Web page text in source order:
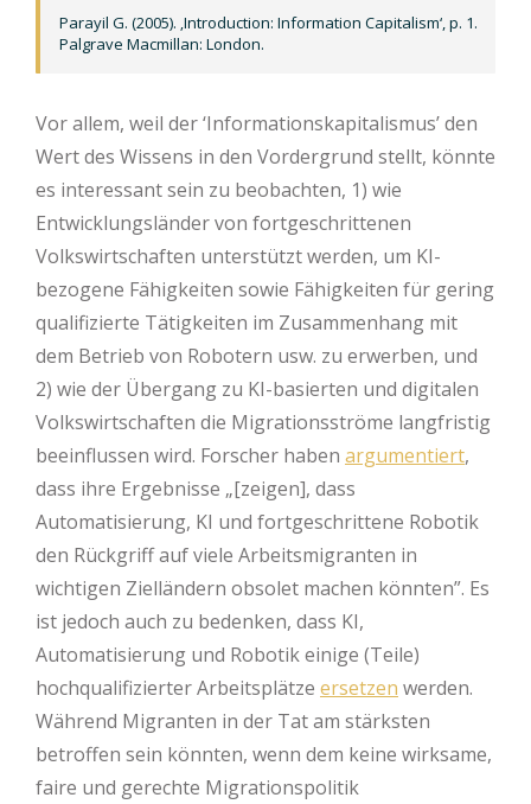
Parayil G. (2005). ‚Introduction: Information Capitalism‘, p. 1.
Palgrave Macmillan: London.
Vor allem, weil der ‘Informationskapitalismus’ den
Wert des Wissens in den Vordergrund stellt, könnte
es interessant sein zu beobachten, 1) wie
Entwicklungsländer von fortgeschrittenen
Volkswirtschaften unterstützt werden, um KI-
bezogene Fähigkeiten sowie Fähigkeiten für gering
qualifizierte Tätigkeiten im Zusammenhang mit
dem Betrieb von Robotern usw. zu erwerben, und
2) wie der Übergang zu KI-basierten und digitalen
Volkswirtschaften die Migrationsströme langfristig
beeinflussen wird. Forscher haben argumentiert,
dass ihre Ergebnisse „[zeigen], dass
Automatisierung, KI und fortgeschrittene Robotik
den Rückgriff auf viele Arbeitsmigranten in
wichtigen Zielländern obsolet machen könnten”. Es
ist jedoch auch zu bedenken, dass KI,
Automatisierung und Robotik einige (Teile)
hochqualifizierter Arbeitsplätze ersetzen werden.
Während Migranten in der Tat am stärksten
betroffen sein könnten, wenn dem keine wirksame,
faire und gerechte Migrationspolitik